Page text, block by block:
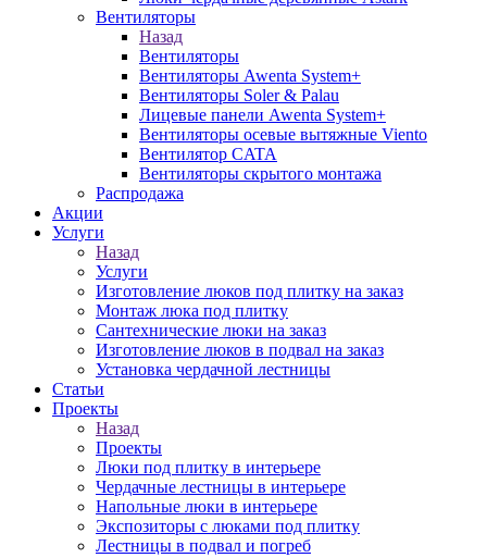
Вентиляторы
Назад
Вентиляторы
Вентиляторы Awenta System+
Вентиляторы Soler & Palau
Лицевые панели Awenta System+
Вентиляторы осевые вытяжные Viento
Вентилятор CATA
Вентиляторы скрытого монтажа
Распродажа
Акции
Услуги
Назад
Услуги
Изготовление люков под плитку на заказ
Монтаж люка под плитку
Сантехнические люки на заказ
Изготовление люков в подвал на заказ
Установка чердачной лестницы
Статьи
Проекты
Назад
Проекты
Люки под плитку в интерьере
Чердачные лестницы в интерьере
Напольные люки в интерьере
Экспозиторы с люками под плитку
Лестницы в подвал и погреб